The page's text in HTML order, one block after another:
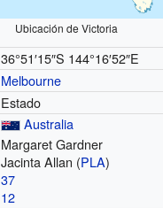
Ubicación de Victoria
36°51′15″S 144°16′52″E
Melbourne
Estado
Australia
Margaret Gardner
Jacinta Allan (PLA)
37
12